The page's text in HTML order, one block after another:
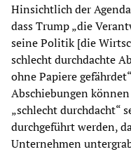
Hinsichtlich der
dass Trump „die
seine Politik [die
schlecht durchdachte
ohne Papiere
Abschiebungen
„schlecht durchdacht“
durchgeführt werden,
Unternehmen